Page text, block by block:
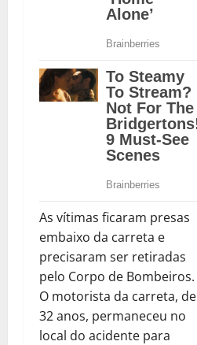
As vítimas ficaram presas
embaixo da carreta e
precisaram ser retiradas
pelo Corpo de Bombeiros.
O motorista da carreta, de
32 anos, permaneceu no
local do acidente para